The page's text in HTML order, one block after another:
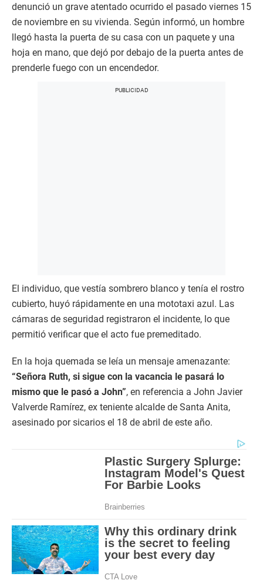
denunció un grave atentado ocurrido el pasado viernes 15
de noviembre en su vivienda. Según informó, un hombre
llegó hasta la puerta de su casa con un paquete y una
hoja en mano, que dejó por debajo de la puerta antes de
prenderle fuego con un encendedor.
El individuo, que vestía sombrero blanco y tenía el rostro
cubierto, huyó rápidamente en una mototaxi azul. Las
cámaras de seguridad registraron el incidente, lo que
permitió verificar que el acto fue premeditado.
En la hoja quemada se leía un mensaje amenazante:
“Señora Ruth, si sigue con la vacancia le pasará lo
mismo que le pasó a John”, en referencia a John Javier
Valverde Ramírez, ex teniente alcalde de Santa Anita,
asesinado por sicarios el 18 de abril de este año.